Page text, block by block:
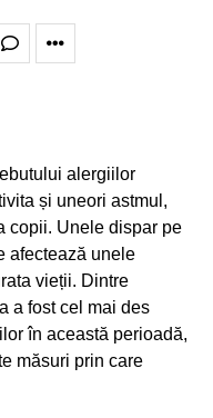
alergiilor
și uneori astmul,
copii. Unele dispar pe
afectează unele
vieții. Dintre
a fost cel mai des
în această perioadă,
măsuri prin care